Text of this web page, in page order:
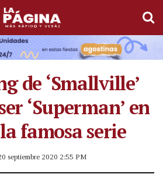
de ‘Smallville’
‘Superman’ en
famosa serie
septiembre 2020 2:55 PM